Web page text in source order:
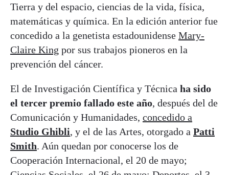
Tierra y del espacio, ciencias de la vida, física,
matemáticas y química. En la edición anterior fue
concedido a la genetista estadounidense Mary-
Claire King por sus trabajos pioneros en la
prevención del cáncer.
El de Investigación Científica y Técnica ha sido
el tercer premio fallado este año, después del de
Comunicación y Humanidades, concedido a
Studio Ghibli, y el de las Artes, otorgado a Patti
Smith. Aún quedan por conocerse los de
Cooperación Internacional, el 20 de mayo;